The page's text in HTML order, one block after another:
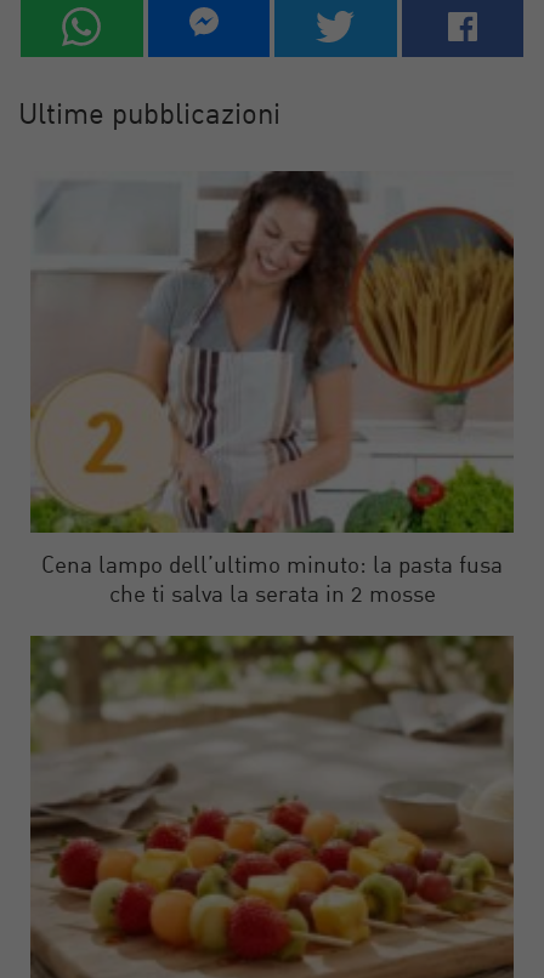
Ultime pubblicazioni
Cena lampo dell’ultimo minuto: la pasta fusa
che ti salva la serata in 2 mosse